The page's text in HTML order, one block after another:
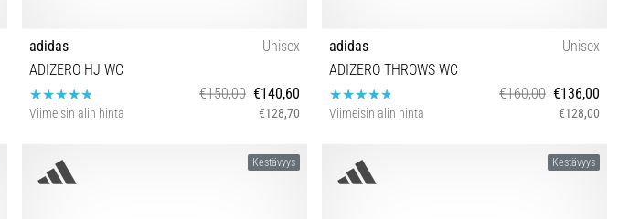
adidas
Unisex
ADIZERO HJ WC
€150,00 €140,60
Viimeisin alin hinta €128,70
36⅔ 37⅓ 38 38⅔ 39⅓ 40 40⅔ 41⅓ 42 42⅔ 43⅓
adidas
Unisex
ADIZERO THROWS WC
€160,00 €136,00
Viimeisin alin hinta €128,00
38 38⅔ 39⅓ 40 40⅔ 41⅓ 42⅔ 43⅓
Kestävyys Kestävyys